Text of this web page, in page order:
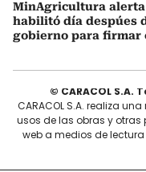
MinAgricultura alerta
habilitó día despúes
gobierno para firmar
© CARACOL S.A.
CARACOL S.A. realiza
usos de las obras y otras
web a medios de